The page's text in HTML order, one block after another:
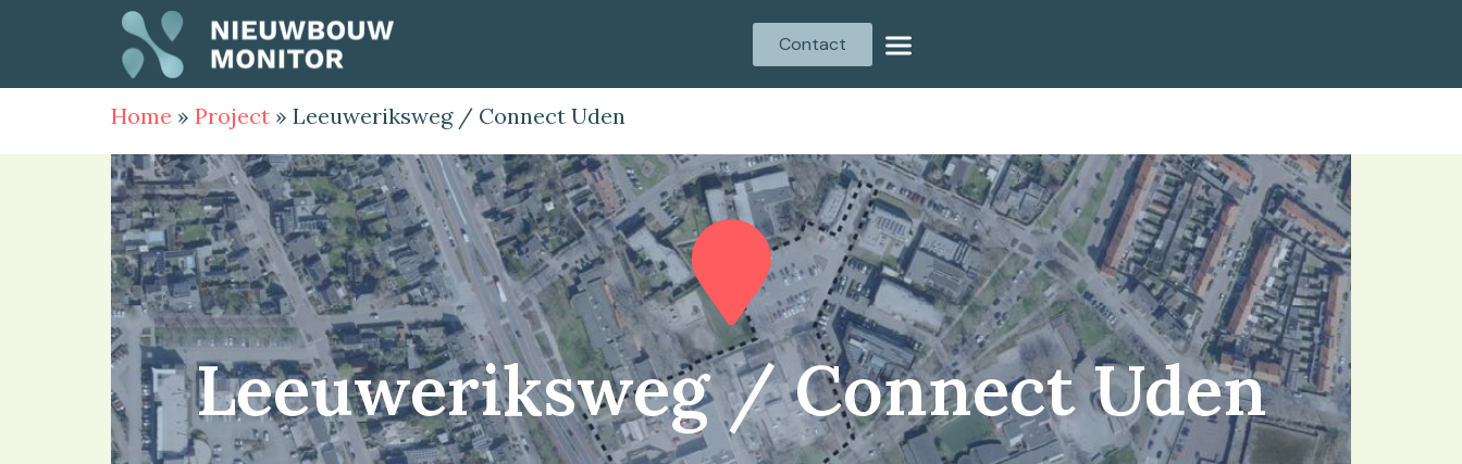
Contact
Home » Project » Leeuweriksweg / Connect Uden
Leeuweriksweg / Connect Uden